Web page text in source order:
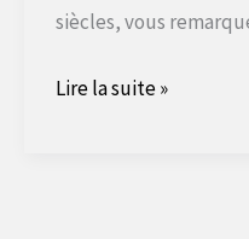
siècles, vous
Qu'est-
Lire la suite »